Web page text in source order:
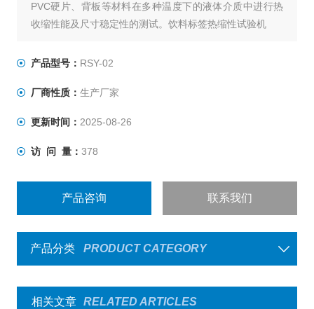
PVC硬片、背板等材料在多种温度下的液体介质中进行热
收缩性能及尺寸稳定性的测试。饮料标签热缩性试验机
产品型号： RSY-02
厂商性质： 生产厂家
更新时间： 2025-08-26
访 问 量： 378
产品咨询 联系我们
产品分类 PRODUCT CATEGORY
相关文章 RELATED ARTICLES